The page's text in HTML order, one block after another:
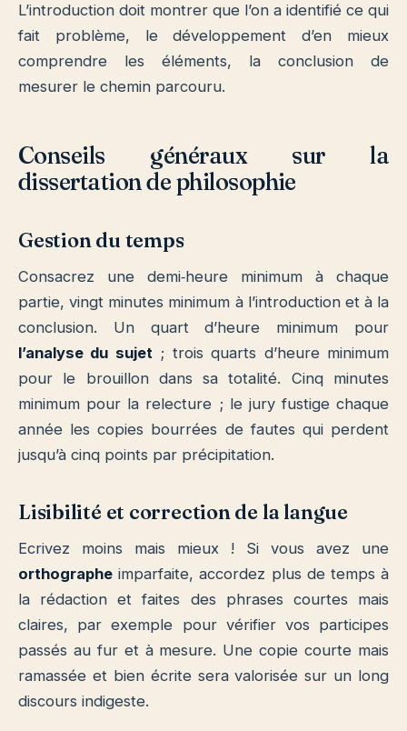
L’introduction doit montrer que l’on a identifié ce qui
fait problème, le développement d’en mieux
comprendre les éléments, la conclusion de
mesurer le chemin parcouru.
Conseils généraux sur la
dissertation de philosophie
Gestion du temps
Consacrez une demi‐heure minimum à chaque
partie, vingt minutes minimum à l’introduction et à la
conclusion. Un quart d’heure minimum pour
l’analyse du sujet; trois quarts d’heure minimum
pour le brouillon dans sa totalité. Cinq minutes
minimum pour la relecture ; le jury fustige chaque
année les copies bourrées de fautes qui perdent
jusqu’à cinq points par précipitation.
Lisibilité et correction de la langue
Ecrivez moins mais mieux ! Si vous avez une
orthographe imparfaite, accordez plus de temps à
la rédaction et faites des phrases courtes mais
claires, par exemple pour vérifier vos participes
passés au fur et à mesure. Une copie courte mais
ramassée et bien écrite sera valorisée sur un long
discours indigeste.